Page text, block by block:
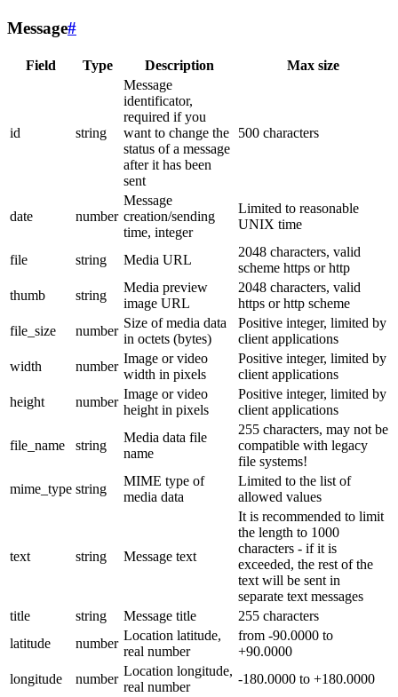
Message#
Field Type Description Max size
id string
Message
identificator,
required if you
want to change the
status of a message
after it has been
sent
500 characters
date number
Message
creation/sending
time, integer
Limited to reasonable
UNIX time
file string Media URL
2048 characters, valid
scheme https or http
thumb
string
Media preview
image URL
2048 characters, valid
https or http scheme
file_size
number
Size of media data
in octets (bytes)
Positive integer, limited by
client applications
width
number
Image or video
width in pixels
Positive integer, limited by
client applications
height
number
Image or video
height in pixels
Positive integer, limited by
client applications
file_name string
Media data file
name
255 characters, may not be
compatible with legacy
file systems!
mime_type string
MIME type of
media data
Limited to the list of
allowed values
text string Message text
It is recommended to limit
the length to 1000
characters - if it is
exceeded, the rest of the
text will be sent in
separate text messages
title
string Message title
255 characters
latitude
number
Location latitude,
real number
from -90.0000 to
+90.0000
longitude
number
Location longitude,
real number
-180.0000 to +180.0000